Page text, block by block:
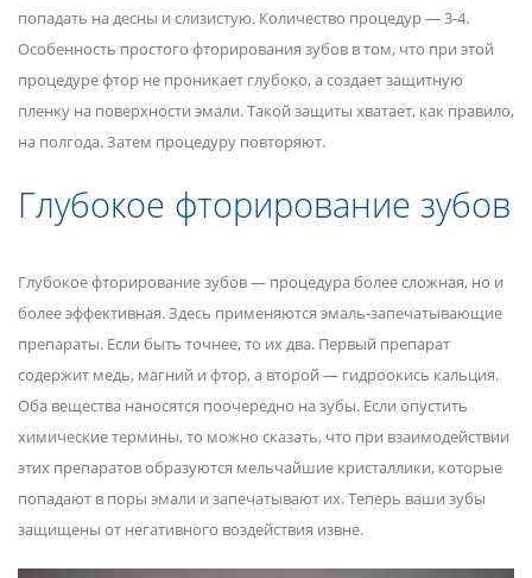
попадать на десны и слизистую. Количество процедур — 3-4.
Особенность простого фторирования зубов в том, что при этой
процедуре фтор не проникает глубоко, а создает защитную
пленку на поверхности эмали. Такой защиты хватает, как правило,
на полгода. Затем процедуру повторяют.
Глубокое фторирование зубов
Глубокое фторирование зубов — процедура более сложная, но и
более эффективная. Здесь применяются эмаль-запечатывающие
препараты. Если быть точнее, то их два. Первый препарат
содержит медь, магний и фтор, а второй — гидроокись кальция.
Оба вещества наносятся поочередно на зубы. Если опустить
химические термины, то можно сказать, что при взаимодействии
этих препаратов образуются мельчайшие кристаллики, которые
попадают в поры эмали и запечатывают их. Теперь ваши зубы
защищены от негативного воздействия извне.